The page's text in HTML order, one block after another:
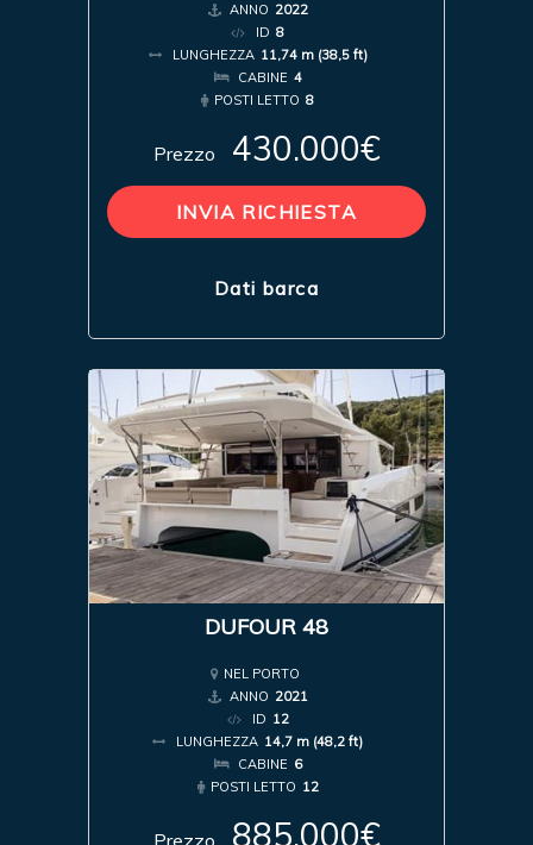
ANNO 2022
ID 8
LUNGHEZZA 11,74 m (38,5 ft)
CABINE 4
POSTI LETTO 8
Prezzo 430.000€
INVIA RICHIESTA
Dati barca
DUFOUR 48
NEL PORTO
ANNO 2021
ID 12
LUNGHEZZA 14,7 m (48,2 ft)
CABINE 6
POSTI LETTO 12
Prezzo 885.000€